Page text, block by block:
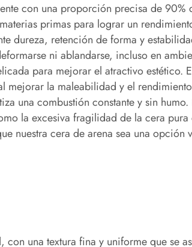
con una proporción precisa de 90%
primas para lograr un
dureza, retención de forma y
ni ablandarse, incluso en
para mejorar el atractivo estético.
mejorar la maleabilidad y el
una combustión constante y sin humo.
la excesiva fragilidad de la cera
nuestra cera de arena sea una opción
una textura fina y uniforme que se